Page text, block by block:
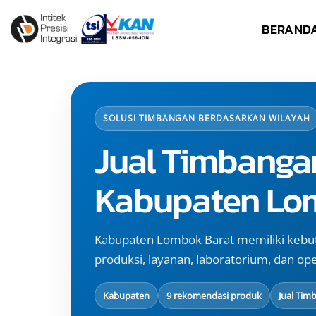
to
content
SOLUSI TIMBANGAN BERDASARKAN WILAYAH
Jual
Kabupaten
Kabupaten Lombok Barat memiliki
produksi, layanan, laboratorium, dan
Kabupaten 9 rekomendasi produk Jual